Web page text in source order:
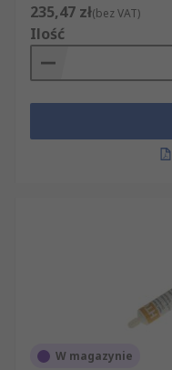
235,47 zł(bez VAT)
Ilość
W magazynie